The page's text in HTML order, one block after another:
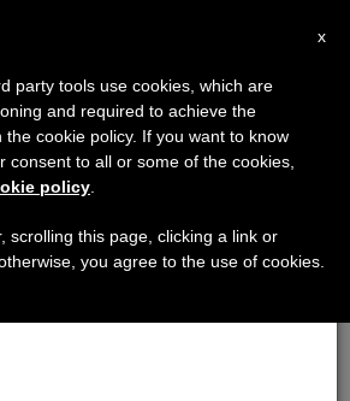
digital es
entre
desafí­os reales
Padre al IV
×
7 de agosto haremos la pausa
que en el periodo de verano
informaciones y también el
x
party tools use cookies, which are
and required to achieve the
the cookie policy. If you want to know
consent to all or some of the cookies,
policy
scrolling this page, clicking a link or
you agree to the use of cookies.